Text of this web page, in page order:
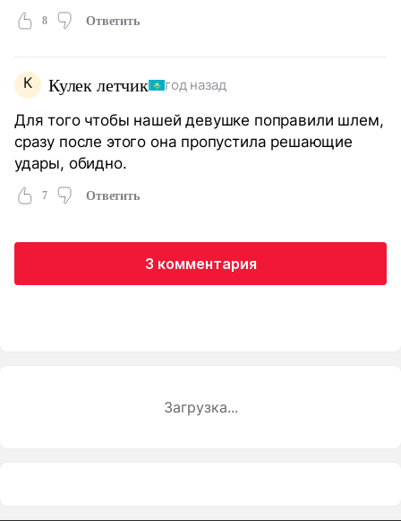
8 Ответить
К Кулек летчик год назад
Для того чтобы нашей девушке поправили шлем,
сразу после этого она пропустила решающие
удары, обидно.
7 Ответить
3 комментария
Загрузка...